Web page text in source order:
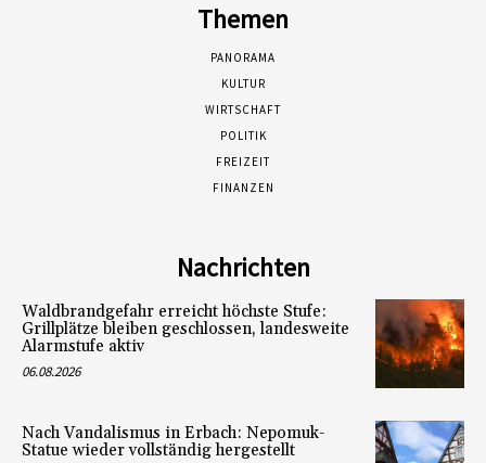
Themen
PANORAMA
KULTUR
WIRTSCHAFT
POLITIK
FREIZEIT
FINANZEN
Nachrichten
Waldbrandgefahr erreicht höchste Stufe:
Grillplätze bleiben geschlossen, landesweite
Alarmstufe aktiv
06.08.2026
Nach Vandalismus in Erbach: Nepomuk-
Statue wieder vollständig hergestellt